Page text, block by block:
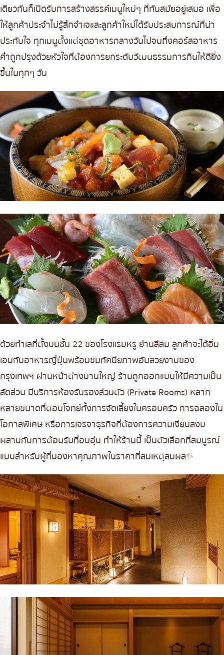
เดียวกันก็เปิดรับการสร้างสรรค์เมนูใหม่ๆ ที่ทันสมัยอยู่เสมอ เพื่อ
ให้ลูกค้าประจำไม่รู้สึกจำเจและลูกค้าใหม่ได้รับประสบการณ์ที่น่า
ประทับใจ ทุกเมนูตั้งแต่ชุดอาหารกลางวันไปจนถึงคอร์สอาหาร
ค่ำถูกปรุงด้วยหัวใจที่ต้องการยกระดับวัฒนธรรมการกินให้ดียิ่ง
ขึ้นในทุกๆ วัน
ด้วยทำเลที่ตั้งบนชั้น 22 ของโรงแรมหรู ย่านสีลม ลูกค้าจะได้อิ่ม
เอมกับอาหารญี่ปุ่นพร้อมชมทัศนียภาพอันสวยงามของ
กรุงเทพฯ ผ่านหน้าต่างบานใหญ่ ร้านถูกออกแบบให้มีความเป็น
สัดส่วน มีบริการห้องรับรองส่วนตัว (Private Rooms) หลาก
หลายขนาดที่ตอบโจทย์ทั้งการจัดเลี้ยงในครอบครัว การฉลองใน
โอกาสพิเศษ หรือการเจรจาธุรกิจที่ต้องการความเงียบสงบ
ผสานกับการต้อนรับที่อบอุ่น ทำให้ร้านนี้ เป็นตัวเลือกที่สมบูรณ์
แบบสำหรับผู้ที่มองหาคุณภาพในราคาที่สมเหตุสมผล✨